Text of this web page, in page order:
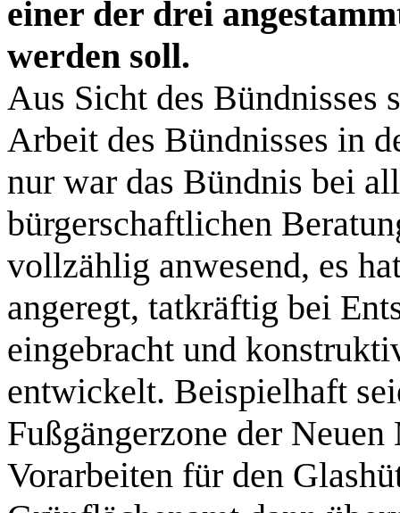
einer der drei
werden soll.
Aus Sicht des Bündnisses
Arbeit des Bündnisses in
nur war das Bündnis bei
bürgerschaftlichen
vollzählig anwesend, es
angeregt, tatkräftig bei
eingebracht und
entwickelt. Beispielhaft
Fußgängerzone der
Vorarbeiten für den